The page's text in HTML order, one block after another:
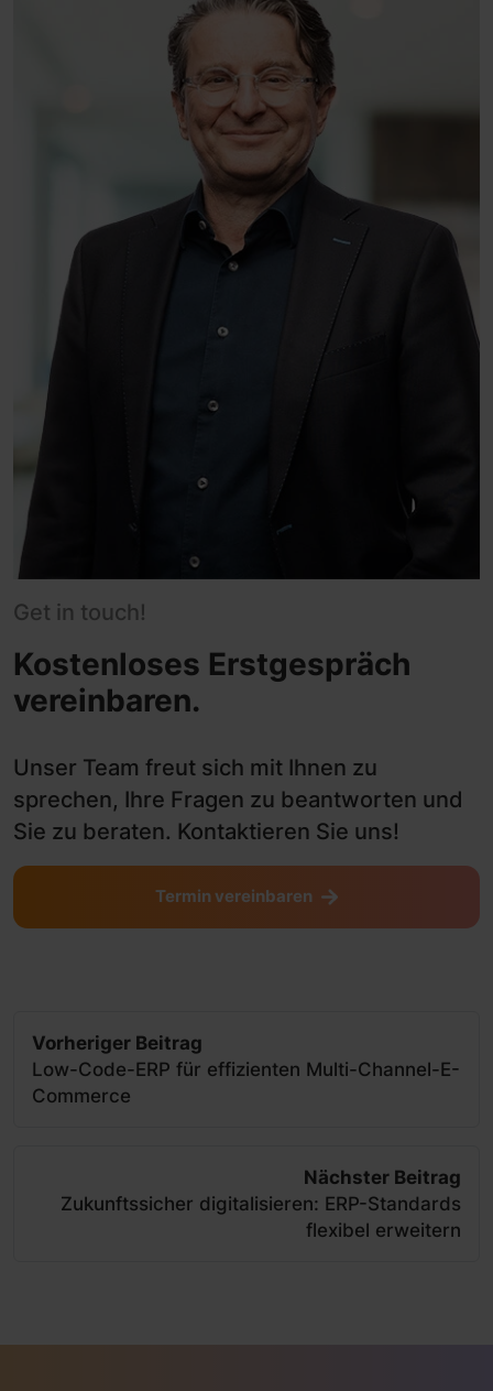
Get in touch!
Kostenloses Erstgespräch
vereinbaren.
Unser Team freut sich mit Ihnen zu
sprechen, Ihre Fragen zu beantworten und
Sie zu beraten. Kontaktieren Sie uns!
Termin vereinbaren
Vorheriger Beitrag
Low-Code-ERP für effizienten Multi-Channel-E-
Commerce
Nächster Beitrag
Zukunftssicher digitalisieren: ERP-Standards
flexibel erweitern